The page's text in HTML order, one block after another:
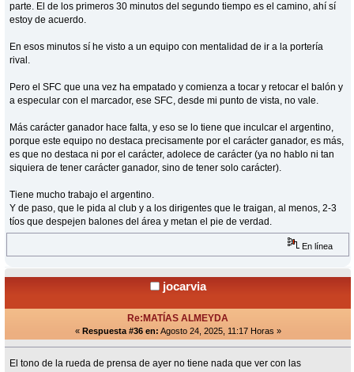
parte. El de los primeros 30 minutos del segundo tiempo es el camino, ahí sí
estoy de acuerdo.
En esos minutos sí he visto a un equipo con mentalidad de ir a la portería
rival.
Pero el SFC que una vez ha empatado y comienza a tocar y retocar el balón y
a especular con el marcador, ese SFC, desde mi punto de vista, no vale.
Más carácter ganador hace falta, y eso se lo tiene que inculcar el argentino,
porque este equipo no destaca precisamente por el carácter ganador, es más,
es que no destaca ni por el carácter, adolece de carácter (ya no hablo ni tan
siquiera de tener carácter ganador, sino de tener solo carácter).
Tiene mucho trabajo el argentino.
Y de paso, que le pida al club y a los dirigentes que le traigan, al menos, 2-3
tíos que despejen balones del área y metan el pie de verdad.
En línea
jocarvia
Re:MATÍAS ALMEYDA
« Respuesta #36 en: Agosto 24, 2025, 11:17 Horas »
El tono de la rueda de prensa de ayer no tiene nada que ver con las